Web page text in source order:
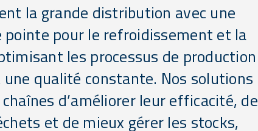
la grande distribution avec une
pointe pour le refroidissement et la
les processus de production
qualité constante. Nos solutions
d’améliorer leur efficacité, de
et de mieux gérer les stocks,